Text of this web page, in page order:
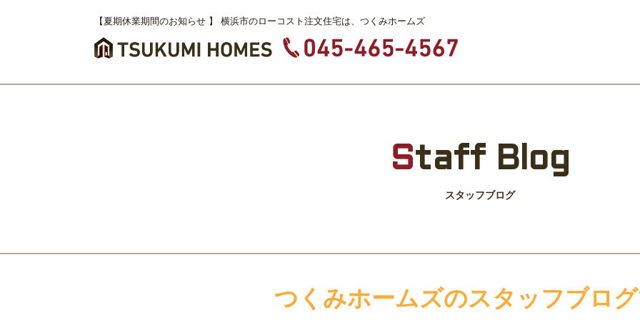
【夏期休業期間のお知らせ 】 横浜市のローコスト注文住宅は、つくみホームズ
Staff Blog
スタッフブログ
つくみホームズのスタッフブロ